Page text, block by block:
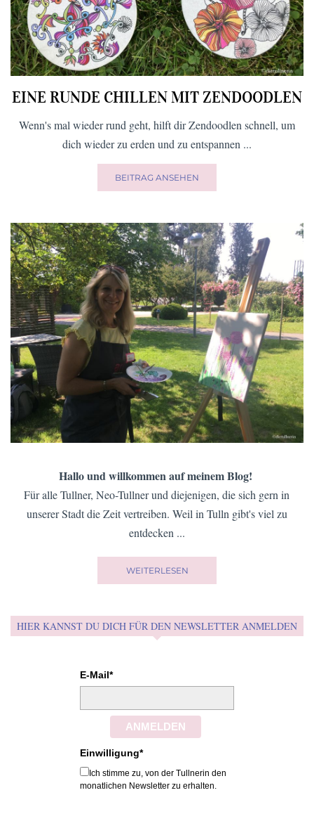
EINE RUNDE CHILLEN MIT ZENDOODLEN
Wenn's mal wieder rund geht, hilft dir Zendoodlen schnell, um
dich wieder zu erden und zu entspannen ...
BEITRAG ANSEHEN
Hallo und willkommen auf meinem Blog!
Für alle Tullner, Neo-Tullner und diejenigen, die sich gern in
unserer Stadt die Zeit vertreiben. Weil in Tulln gibt's viel zu
entdecken ...
WEITERLESEN
HIER KANNST DU DICH FÜR DEN NEWSLETTER ANMELDEN
E-Mail*
ANMELDEN
Einwilligung*
Ich stimme zu, von der Tullnerin den
monatlichen Newsletter zu erhalten.